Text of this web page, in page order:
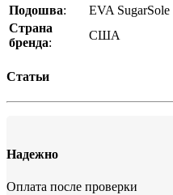
weather-ready
удобная высота Mini;
натуральное утепление;
современный lifestyle
Mini Weather подходят
Да, модель особенно
Подошва:
EVA SugarSole
Страна
бренда:
США
Статьи
Надежно
Оплата после проверки